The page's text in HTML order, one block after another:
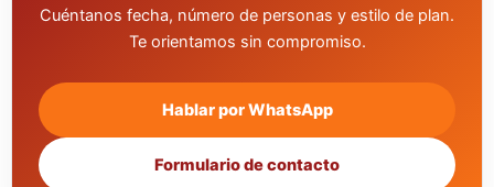
Cuéntanos fecha, número de personas y estilo de plan.
Te orientamos sin compromiso.
Hablar por WhatsApp
Formulario de contacto